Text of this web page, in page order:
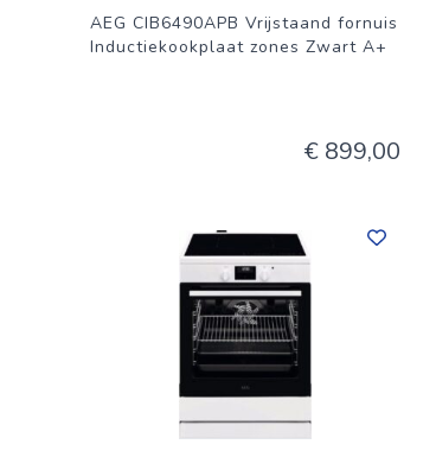
AEG CIB6490APB Vrijstaand fornuis
Inductiekookplaat zones Zwart A+
€ 899,00